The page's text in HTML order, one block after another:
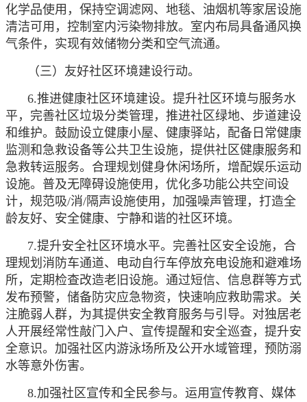
化学品使用，保持空调滤网、地毯、油烟机等家居设施
清洁可用，控制室内污染物排放。室内布局具备通风换
气条件，实现有效储物分类和空气流通。
（三）友好社区环境建设行动。
6.推进健康社区环境建设。提升社区环境与服务水
平，完善社区垃圾分类管理，推进社区绿地、步道建设
和维护。鼓励设立健康小屋、健康驿站，配备日常健康
监测和急救设备等公共卫生设施，提供社区健康服务和
急救转运服务。合理规划健身休闲场所，增配娱乐运动
设施。普及无障碍设施使用，优化多功能公共空间设
计，规范吸/消/隔声设施使用，加强噪声管理，打造全
龄友好、安全健康、宁静和谐的社区环境。
7.提升安全社区环境水平。完善社区安全设施，合
理规划消防车通道、电动自行车停放充电设施和避难场
所，定期检查改造老旧设施。通过短信、信息群等方式
发布预警，储备防灾应急物资，快速响应救助需求。关
注脆弱人群，为其提供安全教育服务与引导。对独居老
人开展经常性敲门入户、宣传提醒和安全巡查，提升安
全意识。加强社区内游泳场所及公开水域管理，预防溺
水等意外伤害。
8.加强社区宣传和全民参与。运用宣传教育、媒体